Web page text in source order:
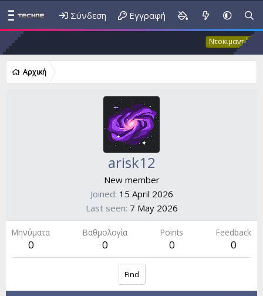
Σύνδεση Εγγραφή
Ντοκιμαντέρ
Αρχική
arisk12
New member
Joined 15 April 2026
Last seen 7 May 2026
Μηνύματα
0
Βαθμολογία
0
Points
0
Feedback
0
Find